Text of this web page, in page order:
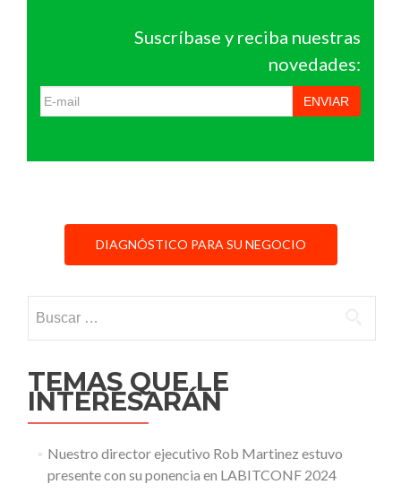
Suscríbase y reciba nuestras
novedades:
ENVIAR
DIAGNÓSTICO PARA SU NEGOCIO
TEMAS QUE LE
INTERESARÁN
Nuestro director ejecutivo Rob Martinez estuvo
presente con su ponencia en LABITCONF 2024